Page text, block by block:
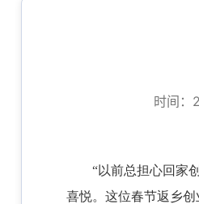
时间
“以前总担心回家
喜悦。这位春节返乡